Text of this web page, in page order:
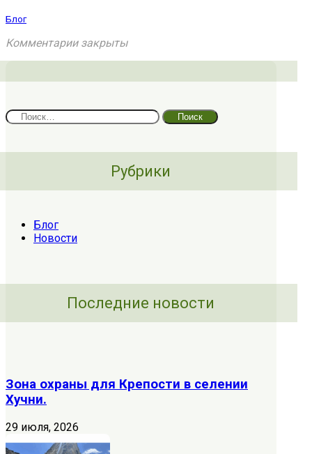
Блог
Комментарии закрыты
Найти:
Рубрики
Блог
Новости
Последние новости
Зона охраны для Крепости в селении
Хучни.
29 июля, 2026